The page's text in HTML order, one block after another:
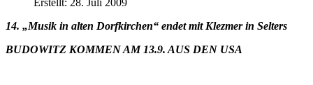
14. „Musik in alten Dorfkirchen“ endet mit Klezmer in Selters
BUDOWITZ KOMMEN AM 13.9. AUS DEN USA